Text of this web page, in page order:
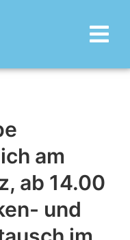
Main
Menu
am
ab 14.00
und